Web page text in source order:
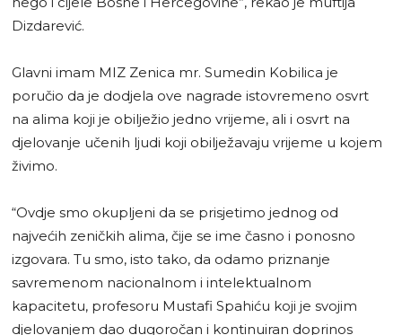
Dizdarević.
Glavni imam MIZ Zenica mr. Sumedin Kobilica je
poručio da je dodjela ove nagrade istovremeno osvrt
na alima koji je obilježio jedno vrijeme, ali i osvrt na
djelovanje učenih ljudi koji obilježavaju vrijeme u kojem
živimo.
“Ovdje smo okupljeni da se prisjetimo jednog od
najvećih zeničkih alima, čije se ime časno i ponosno
izgovara. Tu smo, isto tako, da odamo priznanje
savremenom nacionalnom i intelektualnom
kapacitetu, profesoru Mustafi Spahiću koji je svojim
djelovanjem dao dugoročan i kontinuiran doprinos